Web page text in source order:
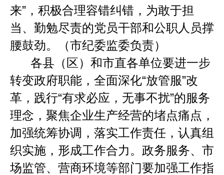
来” ，积极合理容错纠错，为敢于担
当、勤勉尽责的党员干部和公职人员撑
腰鼓劲。（市纪委监委负责）
各县（区）和市直各单位要进一步
转变政府职能，全面深化“放管服”改
革，践行“有求必应，无事不扰”的服务
理念，聚焦企业生产经营的堵点痛点，
加强统筹协调，落实工作责任，认真组
织实施，形成工作合力。政务服务、市
场监管、营商环境等部门要加强工作指